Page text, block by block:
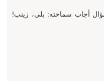
أجاب سماحته: بلى، زينب!